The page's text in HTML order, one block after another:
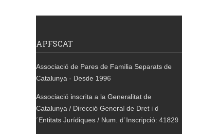
APFSCAT
Associació de Pares de Familia Separats de
Catalunya - Desde 1996
Associació inscrita a la Generalitat de
Catalunya / Direcció General de Dret i d
´Entitats Jurídiques / Num. d´Inscripció: 41829